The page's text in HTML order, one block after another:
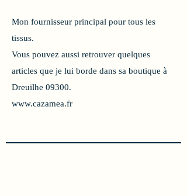
Mon fournisseur principal pour tous les
tissus.
Vous pouvez aussi retrouver quelques
articles que je lui borde dans sa boutique à
Dreuilhe 09300.
www.cazamea.fr